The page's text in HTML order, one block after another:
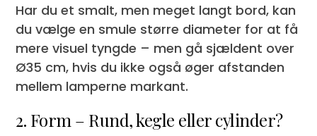
Har du et smalt, men meget langt bord, kan
du vælge en smule større diameter for at få
mere visuel tyngde – men gå sjældent over
Ø35 cm, hvis du ikke også øger afstanden
mellem lamperne markant.
2. Form – Rund, kegle eller cylinder?